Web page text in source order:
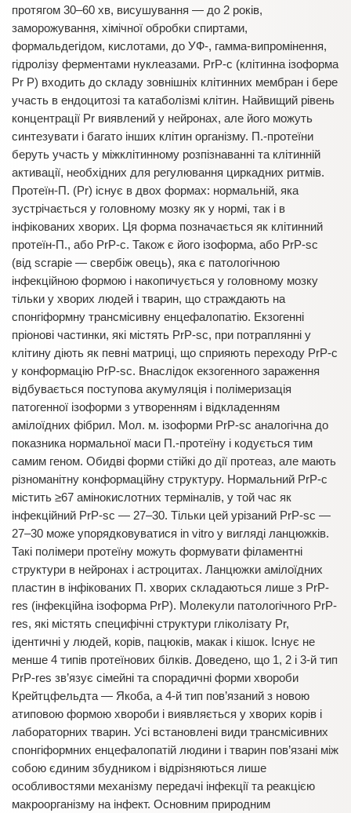
протягом 30–60 хв, висушування — до 2 років,
заморожування, хімічної обробки спиртами,
формальдегідом, кислотами, до УФ-, гамма-випромінення,
гідролізу ферментами нуклеазами. PrP-c (клітинна ізоформа
Pr P) входить до складу зовнішніх клітинних мембран і бере
участь в ендоцитозі та катаболізмі клітин. Найвищий рівень
концентрації Pr виявлений у нейронах, але його можуть
синтезувати і багато інших клітин організму. П.-протеїни
беруть участь у міжклітинному розпізнаванні та клітинній
активації, необхідних для регулювання циркадних ритмів.
Протеїн-П. (Pr) існує в двох формах: нормальній, яка
зустрічається у головному мозку як у нормі, так і в
інфікованих хворих. Ця форма позначається як клітинний
протеїн-П., або PrP-c. Також є його ізоформа, або PrP-sc
(від scrapie — свербіж овець), яка є патологічною
інфекційною формою і накопичується у головному мозку
тільки у хворих людей і тварин, що страждають на
спонгіформну трансмісивну енцефалопатію. Екзогенні
пріонові частинки, які містять PrP-sc, при потраплянні у
клітину діють як певні матриці, що сприяють переходу PrP-c
у конформацію PrP-sc. Внаслідок екзогенного зараження
відбувається поступова акумуляція і полімеризація
патогенної ізоформи з утворенням і відкладенням
амілоїдних фібрил. Мол. м. ізоформи PrP-sc аналогічна до
показника нормальної маси П.-протеїну і кодується тим
самим геном. Обидві форми стійкі до дії протеаз, але мають
різноманітну конформаційну структуру. Нормальний PrP-c
містить ≥67 амінокислотних терміналів, у той час як
інфекційний PrP-sc — 27–30. Тільки цей урізаний PrP-sc —
27–30 може упорядковуватися in vitro у вигляді ланцюжків.
Такі полімери протеїну можуть формувати філаментні
структури в нейронах і астроцитах. Ланцюжки амілоїдних
пластин в інфікованих П. хворих складаються лише з PrP-
res (інфекційна ізоформа PrP). Молекули патологічного PrP-
res, які містять специфічні структури гліколізату Pr,
ідентичні у людей, корів, пацюків, макак і кішок. Існує не
менше 4 типів протеїнових білків. Доведено, що 1, 2 і 3-й тип
PrP-res зв’язує сімейні та спорадичні форми хвороби
Крейтцфельдта — Якоба, а 4-й тип пов’язаний з новою
атиповою формою хвороби і виявляється у хворих корів і
лабораторних тварин. Усі встановлені види трансмісивних
спонгіформних енцефалопатій людини і тварин пов’язані між
собою єдиним збудником і відрізняються лише
особливостями механізму передачі інфекції та реакцією
макроорганізму на інфект. Основним природним